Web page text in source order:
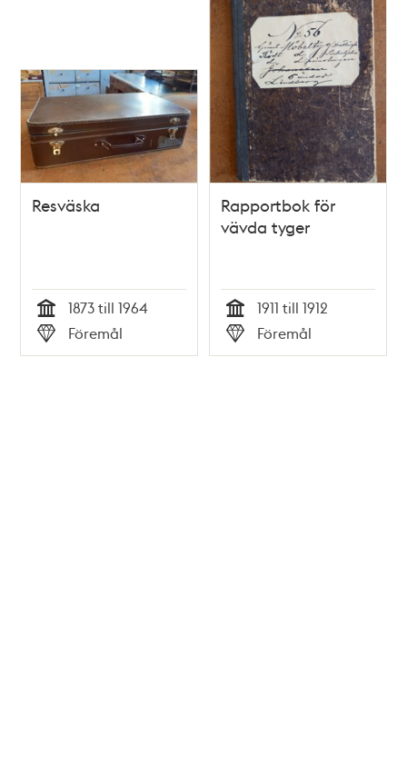
Resväska
Tid
1873 till 1964
Typ
Föremål
Rapportbok för
vävda tyger
Tid
1911 till 1912
Typ
Föremål